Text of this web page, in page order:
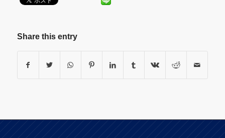
Share this entry